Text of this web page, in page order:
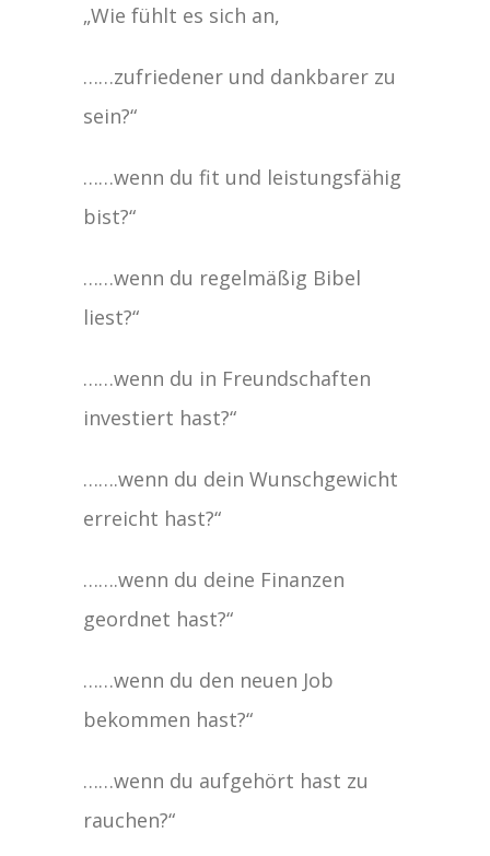
„Wie fühlt es sich an,
……zufriedener und dankbarer zu
sein?“
……wenn du fit und leistungsfähig
bist?“
……wenn du regelmäßig Bibel
liest?“
……wenn du in Freundschaften
investiert hast?“
…….wenn du dein Wunschgewicht
erreicht hast?“
…….wenn du deine Finanzen
geordnet hast?“
……wenn du den neuen Job
bekommen hast?“
……wenn du aufgehört hast zu
rauchen?“